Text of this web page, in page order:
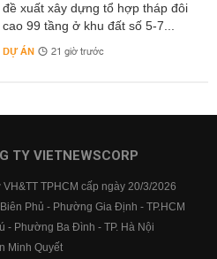
đề xuất xây dựng tổ hợp tháp đôi
cao 99 tầng ở khu đất số 5-7...
DỰ ÁN 21 giờ trước
TY VIETNEWSCORP
TPHCM cấp ngày 20/3/2026
Phủ - Phường Gia Định - TP.HCM
- Phường Ba Đình - TP. Hà Nội
Minh Quyết